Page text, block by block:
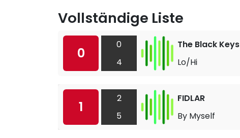
Vollständige Liste
0
0
4
The Black Keys
Lo/Hi
1
2
5
FIDLAR
By Myself